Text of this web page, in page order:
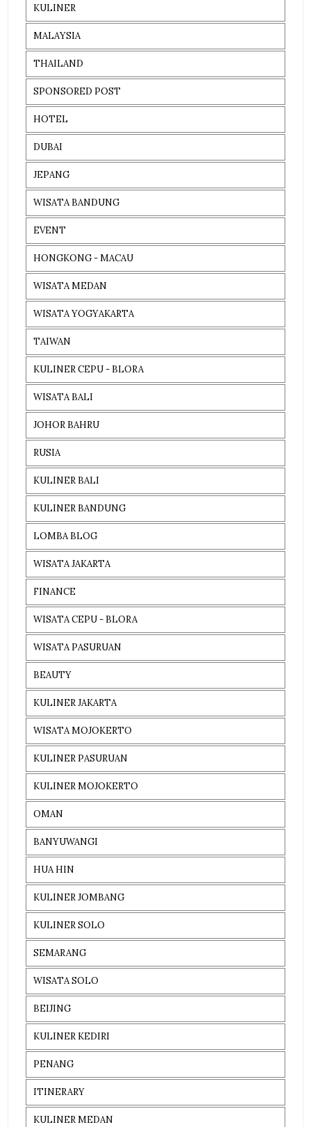
KULINER
MALAYSIA
THAILAND
SPONSORED POST
HOTEL
DUBAI
JEPANG
WISATA BANDUNG
EVENT
HONGKONG - MACAU
WISATA MEDAN
WISATA YOGYAKARTA
TAIWAN
KULINER CEPU - BLORA
WISATA BALI
JOHOR BAHRU
RUSIA
KULINER BALI
KULINER BANDUNG
LOMBA BLOG
WISATA JAKARTA
FINANCE
WISATA CEPU - BLORA
WISATA PASURUAN
BEAUTY
KULINER JAKARTA
WISATA MOJOKERTO
KULINER PASURUAN
KULINER MOJOKERTO
OMAN
BANYUWANGI
HUA HIN
KULINER JOMBANG
KULINER SOLO
SEMARANG
WISATA SOLO
BEIJING
KULINER KEDIRI
PENANG
ITINERARY
KULINER MEDAN